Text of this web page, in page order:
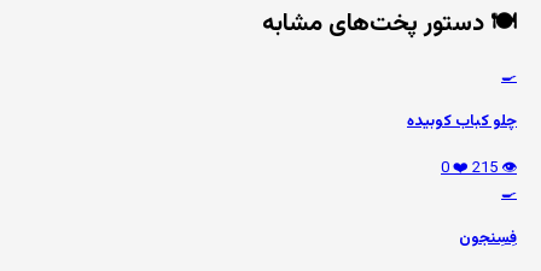
🍽️ دستور پخت‌های مشابه
🍳
چلو کباب کوبیده
👁️ 215
❤️ 0
🍳
فِسِنجون